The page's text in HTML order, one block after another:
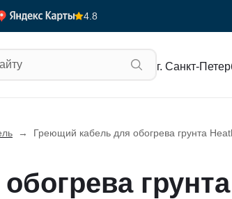
4.8
г. Санкт-
→ Греющий кабель для обогрева грунта